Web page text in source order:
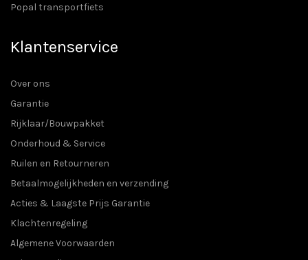
Popal transportfiets
Klantenservice
Over ons
Garantie
Rijklaar/Bouwpakket
Onderhoud & Service
Ruilen en Retourneren
Betaalmogelijkheden en verzending
Acties & Laagste Prijs Garantie
Klachtenregeling
Algemene Voorwaarden